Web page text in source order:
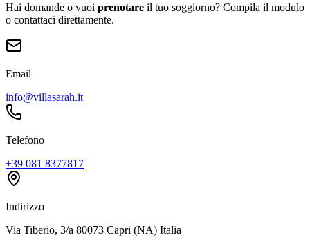
Hai domande o vuoi prenotare il tuo soggiorno? Compila il modulo
o contattaci direttamente.
Email
info@villasarah.it
Telefono
+39 081 8377817
Indirizzo
Via Tiberio, 3/a 80073 Capri (NA) Italia